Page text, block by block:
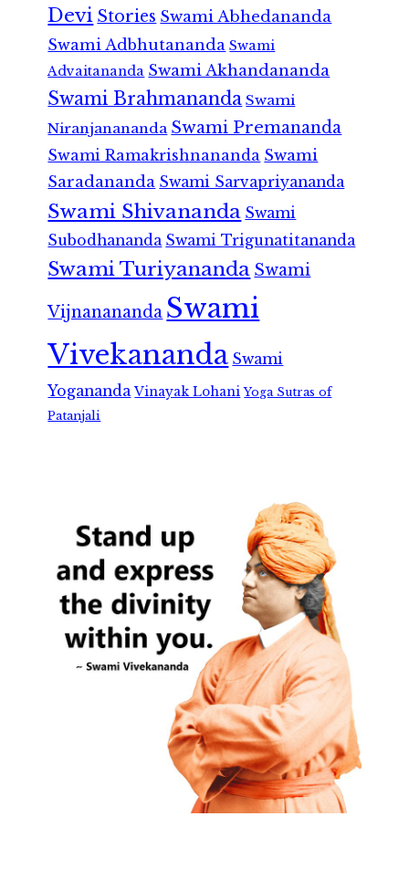
Devi Stories Swami Abhedananda
Swami Adbhutananda Swami
Advaitananda Swami Akhandananda
Swami Brahmananda Swami
Niranjanananda Swami Premananda
Swami Ramakrishnananda Swami
Saradananda Swami Sarvapriyananda
Swami Shivananda Swami
Subodhananda Swami Trigunatitananda
Swami Turiyananda Swami
Vijnanananda Swami
Vivekananda Swami
Yogananda Vinayak Lohani Yoga Sutras of
Patanjali